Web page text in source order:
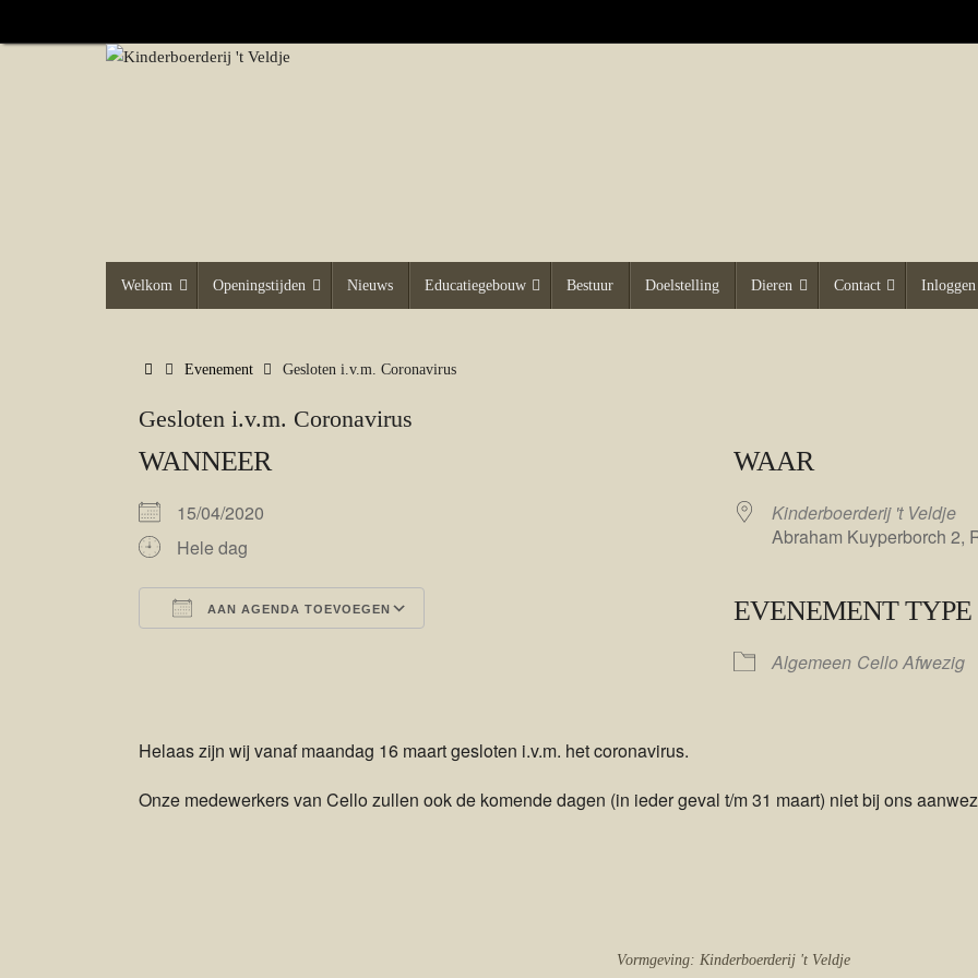
naar
naar
Welkom Openingstijden Nieuws Educatiegebouw Bestuur Doelstelling Dieren Contact Inloggen
HomeEvenement Gesloten i.v.m. Coronavirus
Gesloten i.v.m. Coronavirus
WANNEER
15/04/2020
Hele dag
AAN AGENDA TOEVOEGEN
iCalendar
WAAR
Kinderboerderij 't Veldje
Abraham Kuyperborch 2,
EVENEMENT TYPE
Algemeen Cello Afwezig
Helaas zijn wij vanaf maandag 16 maart gesloten i.v.m. het coronavirus.
Onze medewerkers van Cello zullen ook de komende dagen (in ieder geval t/m 31 maart) niet bij ons
Vormgeving: Kinderboerderij 't Veldje